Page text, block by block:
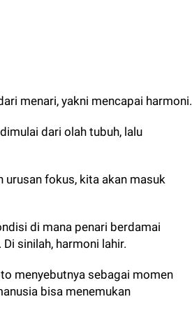
menari, yakni mencapai harmoni.
dari olah tubuh, lalu
urusan fokus, kita akan masuk
di mana penari berdamai
sinilah, harmoni lahir.
menyebutnya sebagai momen
bisa menemukan